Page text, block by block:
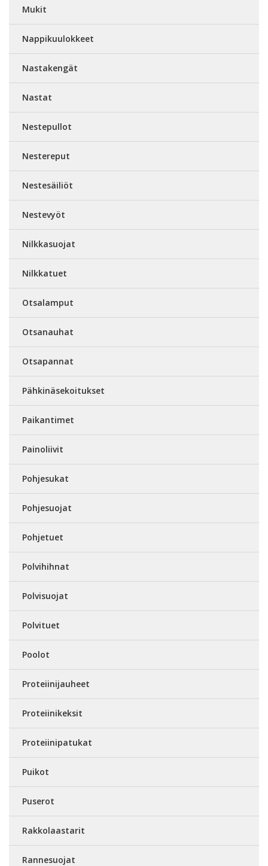
Mukit
Nappikuulokkeet
Nastakengät
Nastat
Nestepullot
Nestereput
Nestesäiliöt
Nestevyöt
Nilkkasuojat
Nilkkatuet
Otsalamput
Otsanauhat
Otsapannat
Pähkinäsekoitukset
Paikantimet
Painoliivit
Pohjesukat
Pohjesuojat
Pohjetuet
Polvihihnat
Polvisuojat
Polvituet
Poolot
Proteiinijauheet
Proteiinikeksit
Proteiinipatukat
Puikot
Puserot
Rakkolaastarit
Rannesuojat